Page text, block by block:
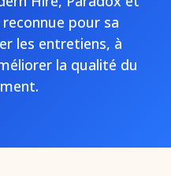
pour sa
les entretiens, à
la qualité du